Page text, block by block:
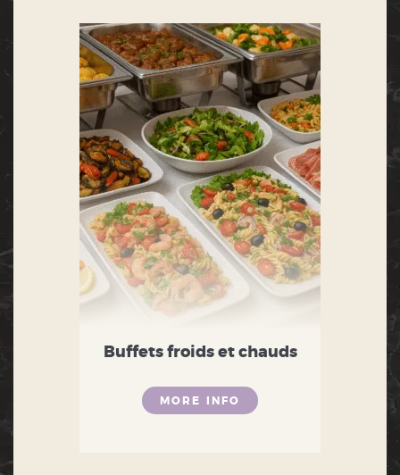
Buffets froids et chauds
MORE INFO